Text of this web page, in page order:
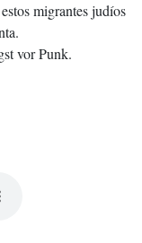
migrantes judíos
vor Punk.